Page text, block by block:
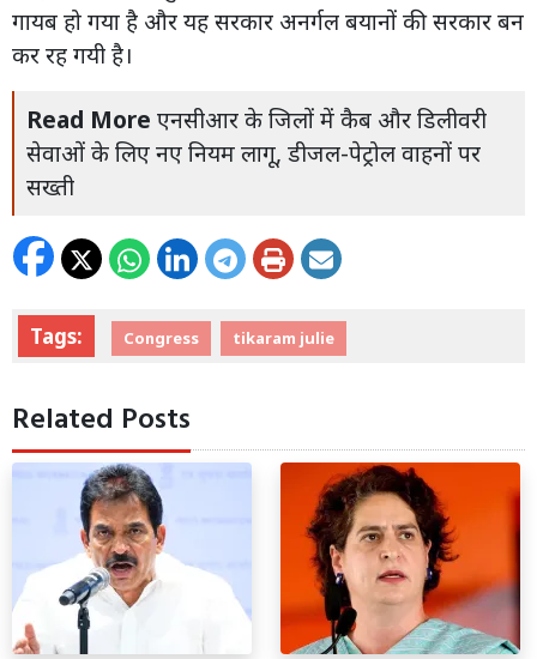
गायब हो गया है और यह सरकार अनर्गल बयानों की सरकार बन
कर रह गयी है।
Read More एनसीआर के जिलों में कैब और डिलीवरी
सेवाओं के लिए नए नियम लागू, डीजल-पेट्रोल वाहनों पर
सख्ती
Tags: Congress tikaram julie
Related Posts